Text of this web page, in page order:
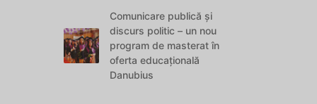
Comunicare publică și
discurs politic – un nou
program de masterat în
oferta educațională
Danubius